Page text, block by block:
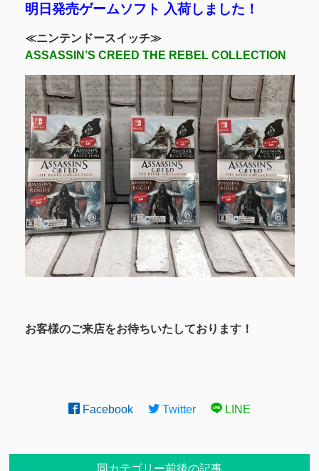
明日発売ゲームソフト 入荷しました！
≪ニンテンドースイッチ≫
ASSASSIN’S CREED THE REBEL COLLECTION
お客様のご来店をお待ちいたしております！
Facebook Twitter LINE